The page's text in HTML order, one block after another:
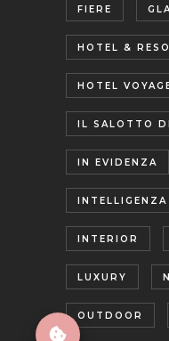
FIERE
HOTEL &
HOTEL
IL SALOTTO
IN EVIDENZA
INTERIOR
LUXURY
OUTDOOR